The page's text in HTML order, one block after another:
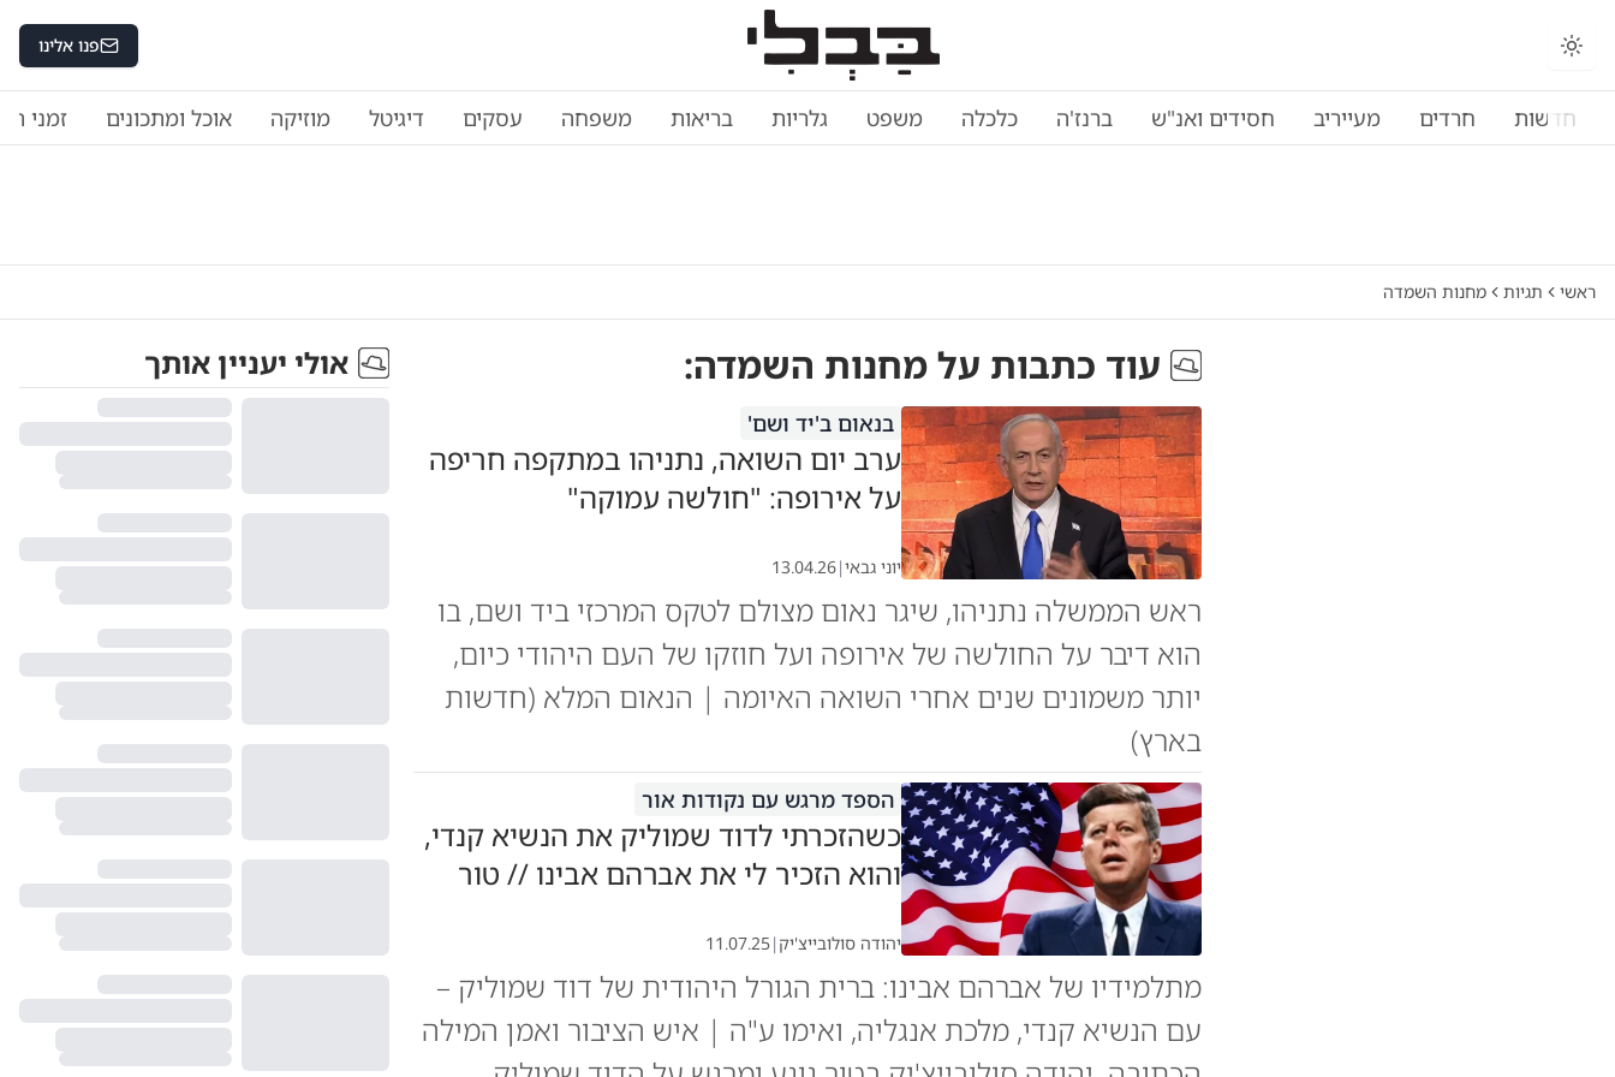
החלפת מצב תצוגה פנו אלינו
חדשות חרדים מעייריב חסידים ואנ"ש ברנז'ה כלכלה משפט גלריות בריאות משפחה עסקים דיגיטל מוזיקה אוכל ומתכונים זמני
ראשי תגיות מחנות השמדה
עוד כתבות עלמחנות השמדה:
בנאום ב'יד ושם'
ערב יום השואה, נתניהו במתקפה חריפה
על אירופה: "חולשה עמוקה"
יוני גבאי|
13.04.26
ראש הממשלה נתניהו, שיגר נאום מצולם לטקס המרכזי ביד ושם, בו
הוא דיבר על החולשה של אירופה ועל חוזקו של העם היהודי כיום,
יותר משמונים שנים אחרי השואה האיומה | הנאום המלא (חדשות
בארץ)
הספד מרגש עם נקודות אור
כשהזכרתי לדוד שמוליק את הנשיא קנדי,
והוא הזכיר לי את אברהם אבינו // טור
יהודה סולובייצ'יק |
11.07.25
מתלמידיו של אברהם אבינו: ברית הגורל היהודית של דוד שמוליק –
עם הנשיא קנדי, מלכת אנגליה, ואימו ע"ה | איש הציבור ואמן המילה
אולי יעניין אותך